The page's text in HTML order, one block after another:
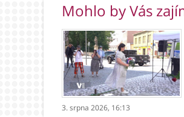
Mohlo by Vás
3. srpna 2026, 16:13